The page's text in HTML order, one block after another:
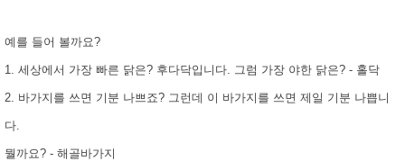
예를 들어 볼까요?
1. 세상에서 가장 빠른 닭은? 후다닥입니다. 그럼 가장 야한 닭은? - 홀닥
2. 바가지를 쓰면 기분 나쁘죠? 그런데 이 바가지를 쓰면 제일 기분 나쁩니
다.
뭘까요? - 해골바가지